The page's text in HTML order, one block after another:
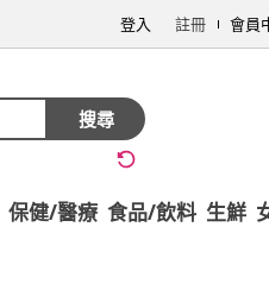
登入 註冊 會員
搜尋
保健/醫療 食品/飲料 生鮮